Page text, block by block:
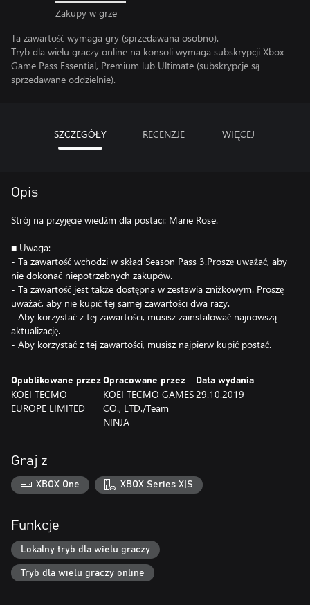
Zakupy w grze
Ta zawartość wymaga gry (sprzedawana osobno).
Tryb dla wielu graczy online na konsoli wymaga subskrypcji Xbox
Game Pass Essential, Premium lub Ultimate (subskrypcje są
sprzedawane oddzielnie).
SZCZEGÓŁY RECENZJE WIĘCEJ
Opis
Strój na przyjęcie wiedźm dla postaci: Marie Rose.
■ Uwaga:
- Ta zawartość wchodzi w skład Season Pass 3.Proszę uważać, aby
nie dokonać niepotrzebnych zakupów.
- Ta zawartość jest także dostępna w zestawia zniżkowym. Proszę
uważać, aby nie kupić tej samej zawartości dwa razy.
- Aby korzystać z tej zawartości, musisz zainstalować najnowszą
aktualizację.
- Aby korzystać z tej zawartości, musisz najpierw kupić postać.
Opublikowane przez
KOEI TECMO
EUROPE LIMITED
Opracowane przez
KOEI TECMO GAMES
CO., LTD./Team
NINJA
Data wydania
29.10.2019
Graj z
XBOX One XBOX Series X|S
Funkcje
Lokalny tryb dla wielu graczy
Tryb dla wielu graczy online